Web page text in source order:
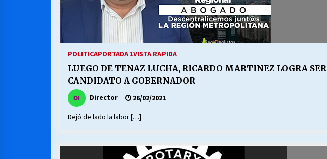
POLITICAPORTADA 1VISTA RAPIDA
LUEGO DE TENAZ LUCHA, RICARDO MARTINEZ LOGRA SER
Director 26/02/2021
Dejó de lado la labor […]